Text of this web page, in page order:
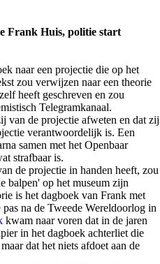
Frank Huis, politie start
naar een projectie die op het
zou verwijzen naar een theorie
heeft geschreven en zou
Telegramkanaal.
van de projectie afweten en dat zij
verantwoordelijk is. Een
samen met het Openbaar
strafbaar is.
de projectie in handen heeft, zou
balpen' op het museum zijn
is het dagboek van Frank met
na de Tweede Wereldoorlog in
kwam naar voren dat in de jaren
in het dagboek achterliet die
dat het niets afdoet aan de